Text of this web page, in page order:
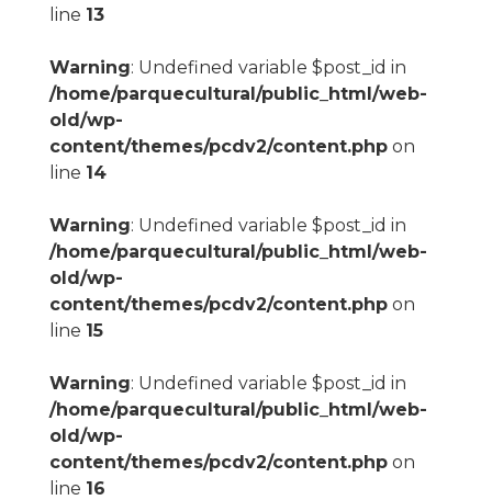
line 13
Warning: Undefined variable $post_id in
/home/parquecultural/public_html/web-
old/wp-
content/themes/pcdv2/content.phpon
line 14
Warning: Undefined variable $post_id in
/home/parquecultural/public_html/web-
old/wp-
content/themes/pcdv2/content.phpon
line 15
Warning: Undefined variable $post_id in
/home/parquecultural/public_html/web-
old/wp-
content/themes/pcdv2/content.phpon
line 16